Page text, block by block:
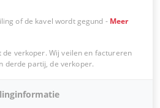
of de kavel wordt gegund - Meer
de verkoper. Wij veilen en factureren
derde partij, de verkoper.